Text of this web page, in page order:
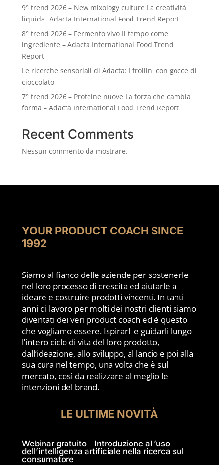
9° trend 2026 – New mixology culture La creatività
liquida -Adacta International Food Trend Report
8° trend 2026 – Fermento vivo Il tempo come
ingrediente – Adacta International Food Trend
Report
Le ricerche sensoriali di Adacta: I frollini con gocce di
cioccolato
7° trend 2026 – Proteine nuove La forza che cambia
forma – Adacta International Food Trend Report
Recent Comments
Nessun commento da mostrare.
YOUR PRODUCT COACH SINCE
1992
Siamo al fianco delle aziende per sostenerle
nel loro processo di crescita ed aiutarle a
ideare e costruire prodotti vincenti. In tanti
anni di lavoro per molti dei nostri clienti siamo
diventati dei veri product coach ed è questo
che vogliamo essere. Ispirarli e guidarli lungo
l’intero ciclo di vita del loro prodotto,
dall’ideazione, allo sviluppo, al lancio e poi alla
sua cura nel tempo, una volta che è sul
mercato, così da realizzare al meglio le
intenzioni del brand.
LE ULTIME NOVITÀ
Webinar gratuito – Introduzione all’uso
dell’intelligenza artificiale nella ricerca sul
consumatore